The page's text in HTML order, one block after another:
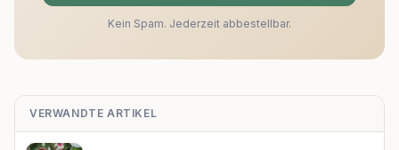
Kein Spam. Jederzeit abbestellbar.
VERWANDTE ARTIKEL